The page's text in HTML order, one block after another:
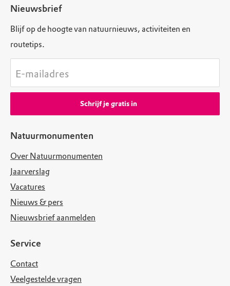
Natuurmonumenten
Over Natuurmonumenten
Jaarverslag
Vacatures
Nieuws & pers
Nieuwsbrief aanmelden
Service
Contact
Veelgestelde vragen
Nieuwsbrief
Blijf op de hoogte van natuurnieuws, activiteiten en
routetips.
E-mailadres
Schrijf je gratis in